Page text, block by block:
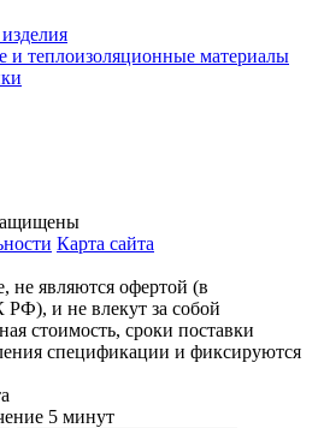
и теплоизоляционные материалы
Карта сайта
не являются офертой (в
РФ), и не влекут за собой
стоимость, сроки поставки
спецификации и фиксируются
5 минут